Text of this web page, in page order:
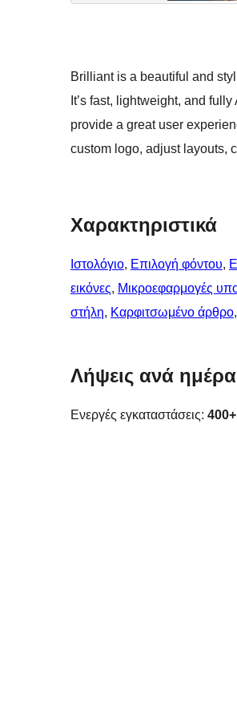
Brilliant is a beautiful and
It’s fast, lightweight, and
provide a great user
custom logo, adjust layouts,
Χαρακτηριστικά
Ιστολόγιο, Επιλογή φόντου,
εικόνες, Μικροεφαρμογές
στήλη, Καρφιτσωμένo άρθρo,
Λήψεις ανά ημέρα
Ενεργές εγκαταστάσεις: 400+